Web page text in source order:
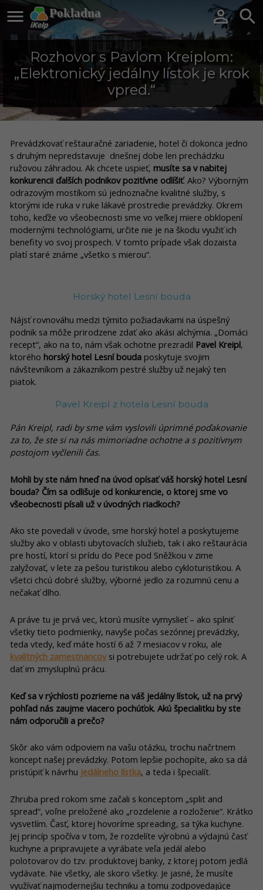
Pokladna
  
Rozhovor s Pavlom Kreiplom:
„Elektronický jedálny lístok je krok
vpred.“
Prevádzkovať reštauračné zariadenie, hotel či dokonca jedno
s druhým nepredstavuje dnešnej dobe len prechádzku
ružovou záhradou. Ak chcete uspieť, musíte sa v nabitej
konkurencii ďalších podnikov pozitívne odlíšiť. Ako? Výborným
odrazovým mostíkom sú jednoznačne kvalitné služby, s
ktorými ide ruka v ruke lákavé prostredie prevádzky. Okrem
toho, keďže vo všeobecnosti sme vo veľkej miere obklopení
modernými technológiami, určite nie je na škodu využiť ich
benefity vo svoj prospech. V tomto prípade však dozaista
platí staré známe „všetko s mierou“.
Horský hotel Lesní bouda
Nájsť rovnováhu medzi týmito požiadavkami na úspešný
podnik sa môže prirodzene zdať ako akási alchýmia. „Domáci
recept“, ako na to, nám však ochotne prezradil Pavel Kreipl,
ktorého horský hotel Lesní bouda poskytuje svojim
návštevníkom a zákazníkom pestré služby už nejaký ten
piatok.
Pavel Kreipl z hotela Lesní bouda
Pán Kreipl, radi by sme vám vyslovili úprimné poďakovanie
za to, že ste si na nás mimoriadne ochotne a s pozitívnym
postojom vyčlenili čas.
Mohli by ste nám hneď na úvod opísať váš horský hotel Lesní
bouda? Čím sa odlišuje od konkurencie, o ktorej sme vo
všeobecnosti písali už v úvodných riadkoch?
Ako ste povedali v úvode, sme horský hotel a poskytujeme
služby ako v oblasti ubytovacích služieb, tak i ako reštaurácia
pre hostí, ktorí si prídu do Pece pod Sněžkou v zime
zalyžovať, v lete za pešou turistikou alebo cykloturistikou. A
všetci chcú dobré služby, výborné jedlo za rozumnú cenu a
nečakať dlho.
A práve tu je prvá vec, ktorú musíte vymyslieť – ako splniť
všetky tieto podmienky, navyše počas sezónnej prevádzky,
teda vtedy, keď máte hostí 6 až 7 mesiacov v roku, ale
kvalitných zamestnancovsi potrebujete udržať po celý rok. A
dať im zmysluplnú prácu.
Keď sa v rýchlosti pozrieme na váš jedálny lístok, už na prvý
pohľad nás zaujme viacero pochúťok. Akú špecialitku by ste
nám odporučili a prečo?
Skôr ako vám odpoviem na vašu otázku, trochu načrtnem
koncept našej prevádzky. Potom lepšie pochopíte, ako sa dá
pristúpiť k návrhu jedálneho lístka, a teda i špecialít.
Zhruba pred rokom sme začali s konceptom „split and
spread“, voľne preložené ako „rozdelenie a rozloženie“. Krátko
vysvetlím. Časť, ktorej hovoríme spreading, sa týka kuchyne.
Jej princíp spočíva v tom, že rozdelíte výrobnú a výdajnú časť
kuchyne a pripravujete a vyrábate veľa jedál alebo
polotovarov do tzv. produktovej banky, z ktorej potom jedlá
vydávate. Nie všetky, ale skoro všetky. Je jasné, že musíte
využívať najmodernejšiu techniku a tomu zodpovedajúce